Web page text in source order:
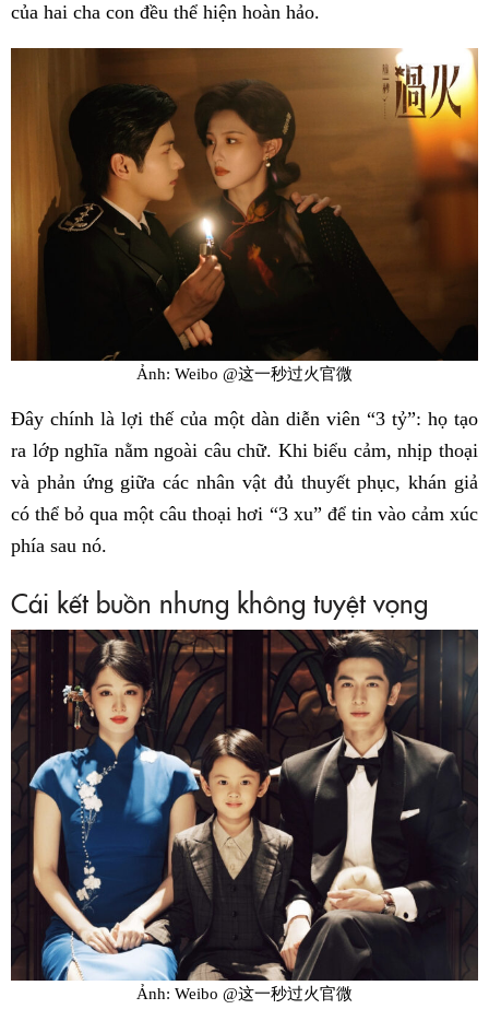
của hai cha con đều thể hiện hoàn hảo.
Ảnh: Weibo @这一秒过火官微
Đây chính là lợi thế của một dàn diễn viên “3 tỷ”: họ tạo
ra lớp nghĩa nằm ngoài câu chữ. Khi biểu cảm, nhịp thoại
và phản ứng giữa các nhân vật đủ thuyết phục, khán giả
có thể bỏ qua một câu thoại hơi “3 xu” để tin vào cảm xúc
phía sau nó.
Cái kết buồn nhưng không tuyệt vọng
Ảnh: Weibo @这一秒过火官微